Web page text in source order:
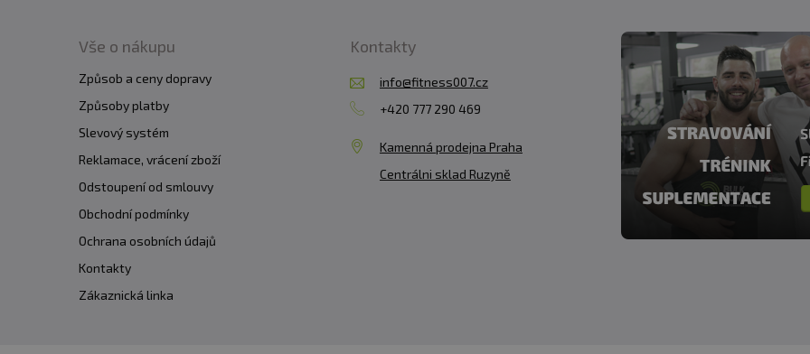
Vše o nákupu
Způsob a ceny dopravy
Způsoby platby
Slevový systém
Reklamace, vrácení zboží
Odstoupení od smlouvy
Obchodní podmínky
Ochrana osobních údajů
Kontakty
Zákaznická linka
Kontakty
info@fitness007.cz
+420 777 290 469
Kamenná prodejna Praha
Centrálni sklad Ruzyně